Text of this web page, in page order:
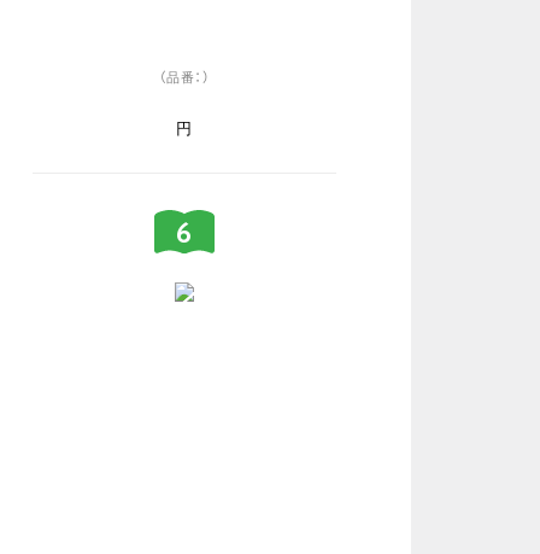
（品番：）
円